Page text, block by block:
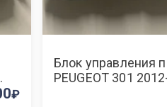
Блок управления
PEUGEOT 301